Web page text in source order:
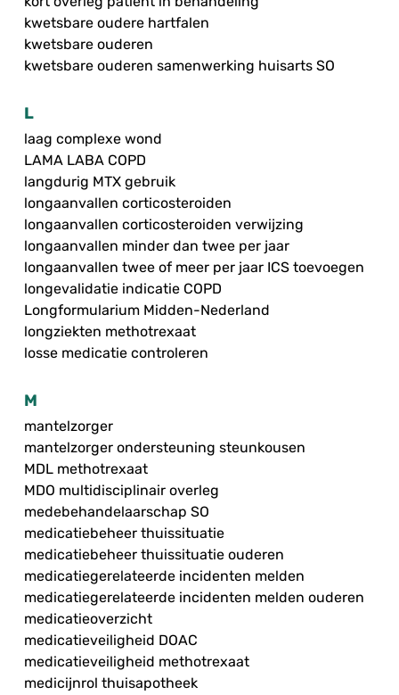
kwetsbare oudere hartfalen
kwetsbare ouderen
kwetsbare ouderen samenwerking huisarts SO
L
laag complexe wond
LAMA LABA COPD
langdurig MTX gebruik
longaanvallen corticosteroiden
longaanvallen corticosteroiden verwijzing
longaanvallen minder dan twee per jaar
longaanvallen twee of meer per jaar ICS toevoegen
longevalidatie indicatie COPD
Longformularium Midden-Nederland
longziekten methotrexaat
losse medicatie controleren
M
mantelzorger
mantelzorger ondersteuning steunkousen
MDL methotrexaat
MDO multidisciplinair overleg
medebehandelaarschap SO
medicatiebeheer thuissituatie
medicatiebeheer thuissituatie ouderen
medicatiegerelateerde incidenten melden
medicatiegerelateerde incidenten melden ouderen
medicatieoverzicht
medicatieveiligheid DOAC
medicatieveiligheid methotrexaat
medicijnrol thuisapotheek